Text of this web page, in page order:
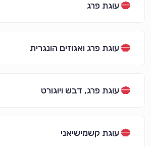
עוגת פרג
עוגת פרג ואגוזים הונגרית
עוגת פרג, דבש ויוגורט
עוגת קשמישיאני